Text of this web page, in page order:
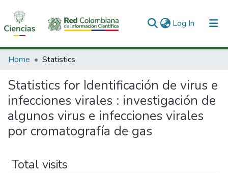
Log In (current)
Communities & Collections
All of DSpace
Home Statistics
Statistics for Identificación de virus e
infecciones virales : investigación de
algunos virus e infecciones virales
por cromatografía de gas
Total visits